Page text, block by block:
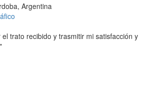
Argentina
trato recibido y trasmitir mi satisfacción y